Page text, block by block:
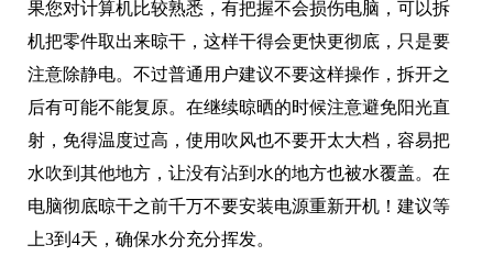
果您对计算机比较熟悉，有把握不会损伤电脑，可以拆
机把零件取出来晾干，这样干得会更快更彻底，只是要
注意除静电。不过普通用户建议不要这样操作，拆开之
后有可能不能复原。在继续晾晒的时候注意避免阳光直
射，免得温度过高，使用吹风也不要开太大档，容易把
水吹到其他地方，让没有沾到水的地方也被水覆盖。在
电脑彻底晾干之前千万不要安装电源重新开机！建议等
上3到4天，确保水分充分挥发。